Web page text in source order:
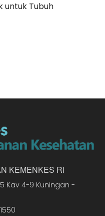
untuk Tubuh
KEMENKES RI
Kav 4-9 Kuningan -